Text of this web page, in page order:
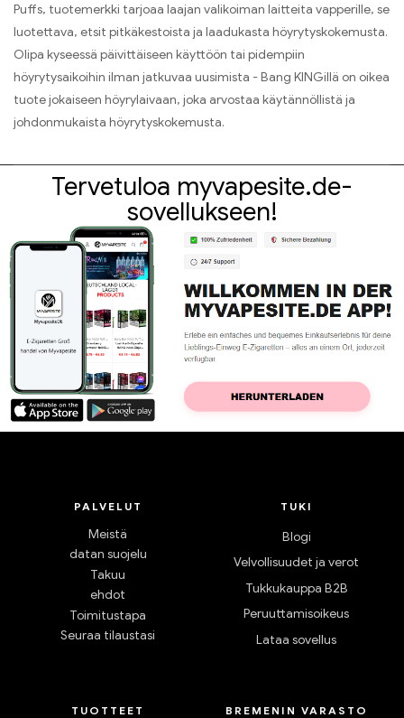
Puffs, tuotemerkki tarjoaa laajan valikoiman laitteita vapperille, se
luotettava, etsit pitkäkestoista ja laadukasta höyrytyskokemusta.
Olipa kyseessä päivittäiseen käyttöön tai pidempiin
höyrytysaikoihin ilman jatkuvaa uusimista - Bang KINGillä on oikea
tuote jokaiseen höyrylaivaan, joka arvostaa käytännöllistä ja
johdonmukaista höyrytyskokemusta.
Tervetuloa myvapesite.de-
sovellukseen!
PALVELUT
Meistä
datan suojelu
Takuu
ehdot
Toimitustapa
Seuraa tilaustasi
TUKI
Blogi
Velvollisuudet ja verot
Tukkukauppa B2B
Peruuttamisoikeus
Lataa sovellus
TUOTTEET BREMENIN VARASTO